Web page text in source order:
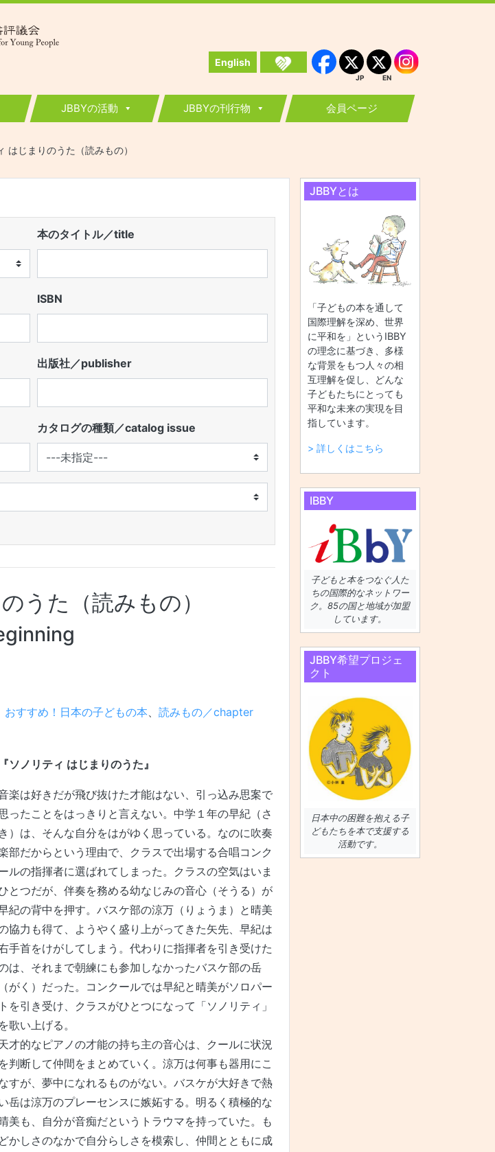
English Facebook
JP
JP
EN
EN Instagram
JBBYの活動 JBBYの刊行物 会員ページ
はじまりのうた（読みもの）
本のタイトル／title
ISBN
出版社／publisher
カタログの種類／catalog issue
うた（読みもの）
おすすめ！日本の子どもの本、 読みもの／chapter
『ソノリティ はじまりのうた』
楽は好きだが飛び抜けた才能はない、引っ込み思案で
ったことをはっきりと言えない。中学１年の早紀（さ
き）は、そんな自分をはがゆく思っている。なのに吹奏
部だからという理由で、クラスで出場する合唱コンク
ルの指揮者に選ばれてしまった。クラスの空気はいま
とつだが、伴奏を務める幼なじみの音心（そうる）が
紀の背中を押す。バスケ部の涼万（りょうま）と晴美
協力も得て、ようやく盛り上がってきた矢先、早紀は
手首をけがしてしまう。代わりに指揮者を引き受けた
は、それまで朝練にも参加しなかったバスケ部の岳
（がく）だった。コンクールでは早紀と晴美がソロパー
トを引き受け、クラスがひとつになって「ソノリティ」
を歌い上げる。
才的なピアノの才能の持ち主の音心は、クールに状況
を判断して仲間をまとめていく。涼万は何事も器用にこ
すが、夢中になれるものがない。バスケが大好きで熱
岳は涼万のプレーセンスに嫉妬する。明るく積極的な
美も、自分が音痴だというトラウマを持っていた。も
どかしさのなかで自分らしさを模索し、仲間とともに成
JBBYとは
「子どもの本を通して
国際理解を深め、世界
に平和を」というIBBY
の理念に基づき、多様
な背景をもつ人々の相
互理解を促し、どんな
子どもたちにとっても
平和な未来の実現を目
指しています。
> 詳しくはこちら
IBBY
子どもと本をつなぐ人た
ちの国際的なネットワー
ク。85の国と地域が加盟
しています。
JBBY希望プロジェ
クト
日本中の困難を抱える子
どもたちを本で支援する
活動です。